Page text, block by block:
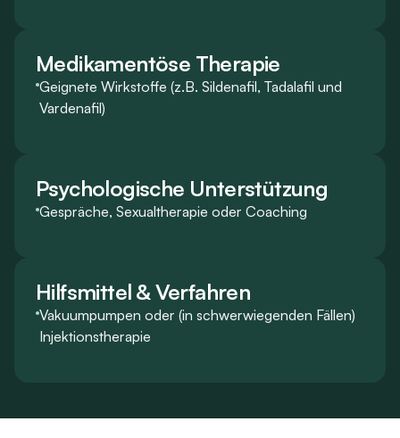
Medikamentöse Therapie
Geignete Wirkstoffe (z.B. Sildenafil, Tadalafil und
Vardenafil)
Psychologische Unterstützung
Gespräche, Sexualtherapie oder Coaching
Hilfsmittel & Verfahren
Vakuumpumpen oder (in schwerwiegenden Fällen)
Injektionstherapie